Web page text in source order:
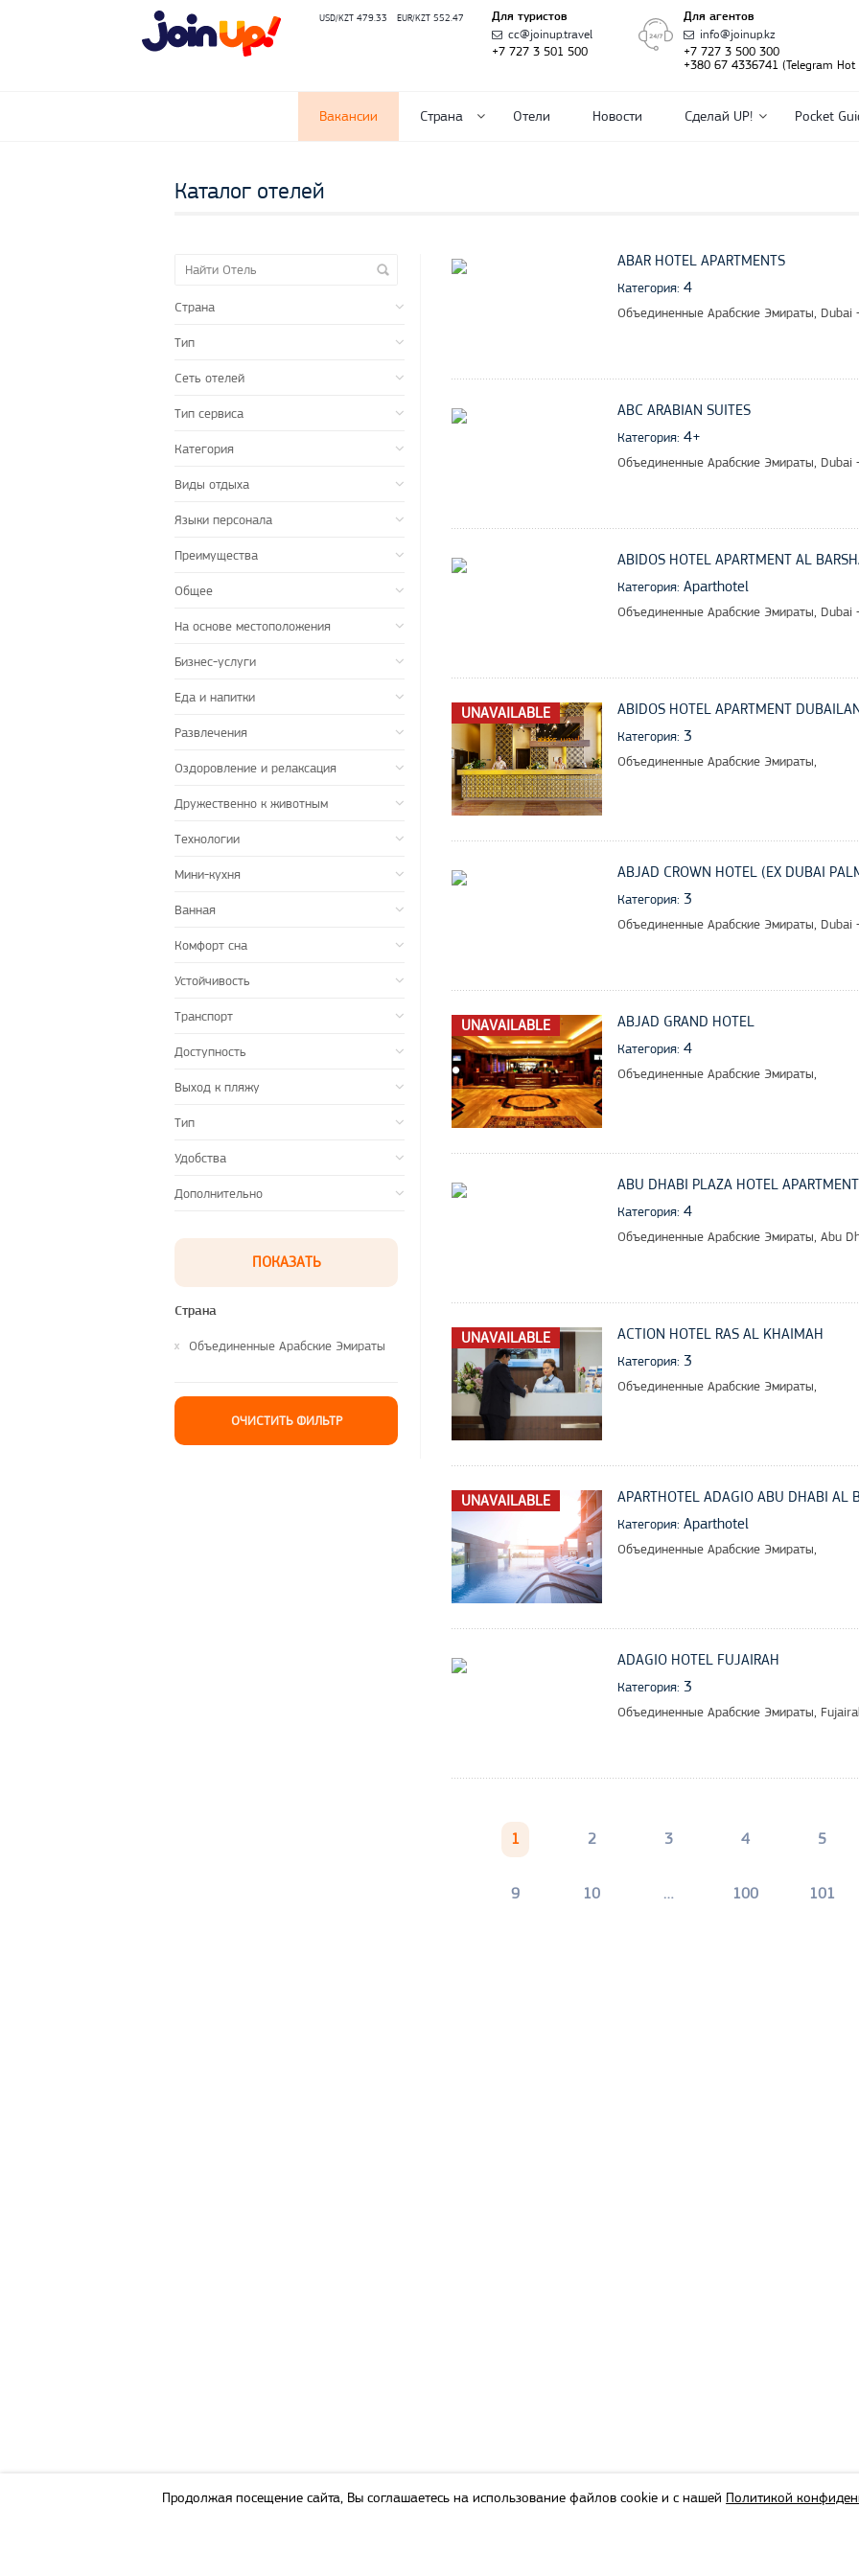
USD/KZT 479.33 EUR/KZT 552.47 Для туристов
cc@joinup.travel
+7 727 3 501 500
Для агентов
info@joinup.kz
+7 727 3 500 300
+380 67 4336741 (Telegram Hot
Вакансии Страна Отели Новости Сделай UP! Pocket
Каталог отелей
Страна
Тип
Сеть отелей
Тип сервиса
Категория
Виды отдыха
Языки персонала
Преимущества
Общее
На основе местоположения
Бизнес-услуги
Еда и напитки
Развлечения
Оздоровление и релаксация
Дружественно к животным
Технологии
Мини-кухня
Ванная
Комфорт сна
Устойчивость
Транспорт
Доступность
Выход к пляжу
Тип
Удобства
Дополнительно
Страна
Объединенные Арабские Эмираты
ABAR HOTEL APARTMENTS
Категория: 4
Объединенные Арабские Эмираты, Dubai
ABC ARABIAN SUITES
Категория: 4+
Объединенные Арабские Эмираты, Dubai
ABIDOS HOTEL APARTMENT AL
Категория: Aparthotel
Объединенные Арабские Эмираты, Dubai
UNAVAILABLE ABIDOS HOTEL APARTMENT
Категория: 3
Объединенные Арабские Эмираты,
ABJAD CROWN HOTEL (EX DUBAI
Категория: 3
Объединенные Арабские Эмираты, Dubai
UNAVAILABLE ABJAD GRAND HOTEL
Категория: 4
Объединенные Арабские Эмираты,
ABU DHABI PLAZA HOTEL
Категория: 4
Объединенные Арабские Эмираты, Abu
UNAVAILABLE ACTION HOTEL RAS AL KHAIMAH
Категория: 3
Объединенные Арабские Эмираты,
UNAVAILABLE APARTHOTEL ADAGIO ABU DHABI AL
Категория: Aparthotel
Объединенные Арабские Эмираты,
ADAGIO HOTEL FUJAIRAH
Категория: 3
Объединенные Арабские Эмираты,
1 2 3 4 5
9 10 … 100 101
Продолжая посещение сайта, Вы соглашаетесь на использование файлов cookie и с нашей Политикой